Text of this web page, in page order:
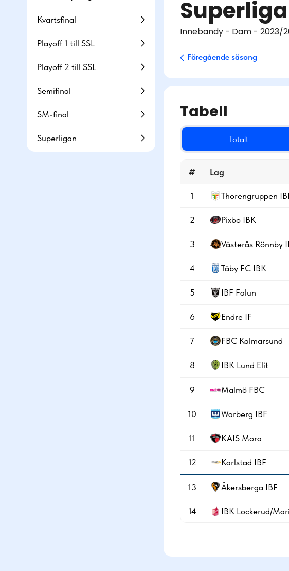
Kvartsfinal
Playoff 1 till SSL
Playoff 2 till SSL
Semifinal
SM-final
Superligan
Innebandy - Dam - 2023/
Föregående säsong
Tabell
Totalt
# Lag
1 Thorengruppen
2 Pixbo IBK
3 Västerås Rönnby
4 Täby FC IBK
5 IBF Falun
6 Endre IF
7 FBC Kalmarsund
8 IBK Lund Elit
9 Malmö FBC
10 Warberg IBF
11 KAIS Mora
12 Karlstad IBF
13 Åkersberga IBF
14 IBK Lockerud/